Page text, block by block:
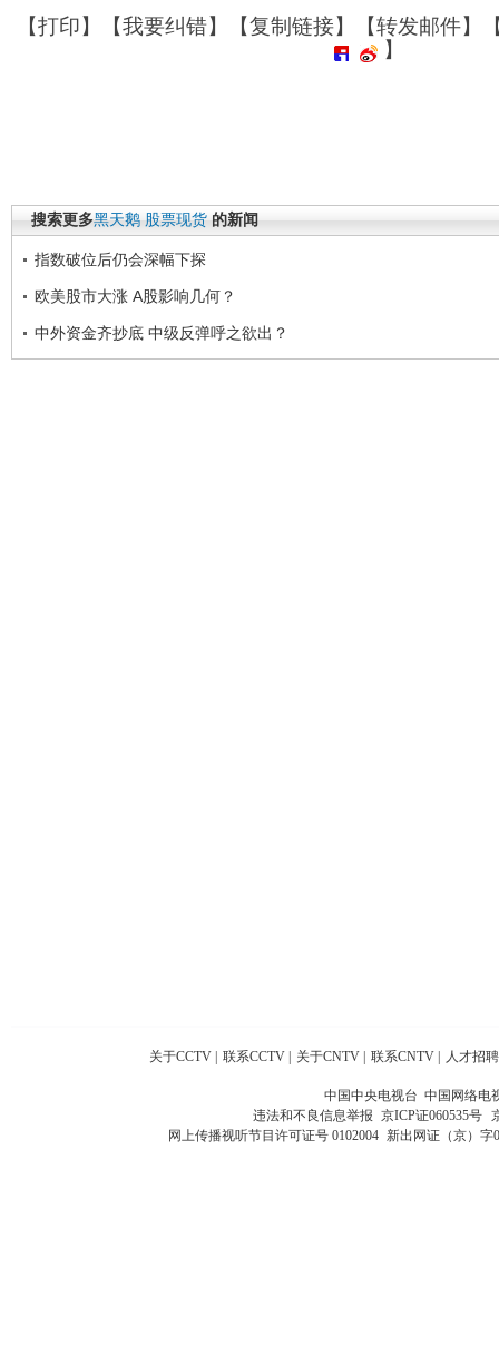
【打印】【我要纠错】【复制链接】【转发邮件】
】
搜索更多黑天鹅 股票现货 的新闻
指数破位后仍会深幅下探
欧美股市大涨 A股影响几何？
中外资金齐抄底 中级反弹呼之欲出？
关于CCTV 联系CCTV 关于CNTV 联系CNTV 人才招聘
中国中央电视台 中国网络电
违法和不良信息举报 京ICP证060535号
网上传播视听节目许可证号 0102004 新出网证（京）